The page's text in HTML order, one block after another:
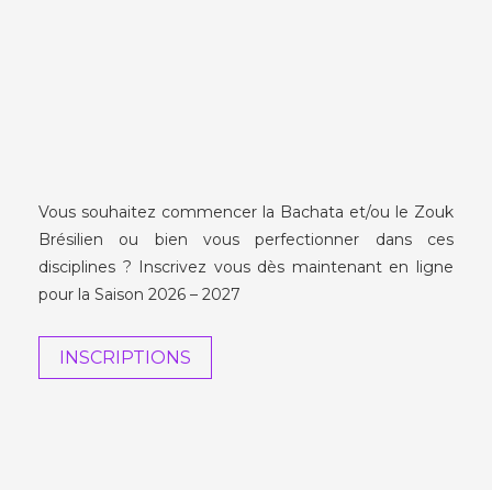
Vous souhaitez commencer la Bachata et/ou le Zouk
Brésilien ou bien vous perfectionner dans ces
disciplines ? Inscrivez vous dès maintenant en ligne
pour la Saison 2026 – 2027
INSCRIPTIONS